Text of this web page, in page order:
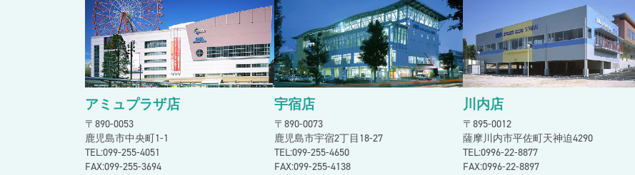
2026.6.18 宇宿店
夏休み短期教室
2026.6.15 アミュプラザ店
夏の１日スイミング短期教室
アミュプラザ店
〒890-0053
鹿児島市中央町1-1
TEL:099-255-4051
FAX:099-255-3694
宇宿店
〒890-0073
鹿児島市宇宿2丁目18-27
TEL:099-255-4650
FAX:099-255-4138
川内店
〒895-0012
薩摩川内市平佐町天神迫4290
TEL:0996-22-8877
FAX:0996-22-8897